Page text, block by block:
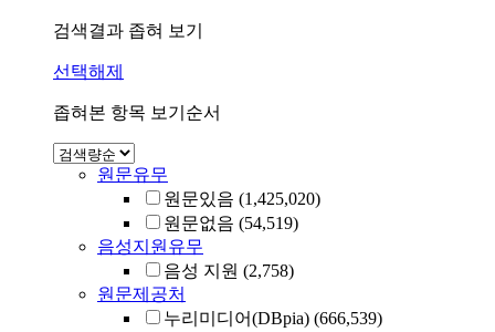
검색결과 좁혀 보기
선택해제
좁혀본 항목 보기순서
원문유무
원문있음 (1,425,020)
원문없음 (54,519)
음성지원유무
음성 지원 (2,758)
원문제공처
누리미디어(DBpia) (666,539)